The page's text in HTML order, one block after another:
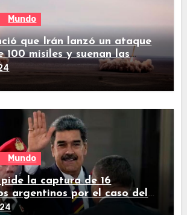
Mundo
que Irán lanzó un ataque
100 misiles y suenan las
el país
Mundo
la captura de 16
argentinos por el caso del
estuvo en Buenos Aires